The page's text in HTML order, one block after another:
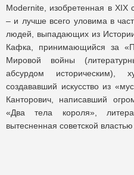
Modernite, изобретенная в XIX
– и лучше всего уловима в
людей, выпадающих из
Кафка, принимающийся за
Мировой войны
абсурдом историческим),
создававший искусство из
Канторович, написавший
«Два тела короля»,
вытесненная советской